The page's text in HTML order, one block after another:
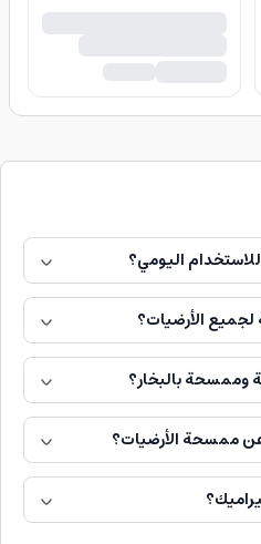
اليومي؟
الأرضيات؟
وممسحة بالبخار؟
ممسحة الأرضيات؟